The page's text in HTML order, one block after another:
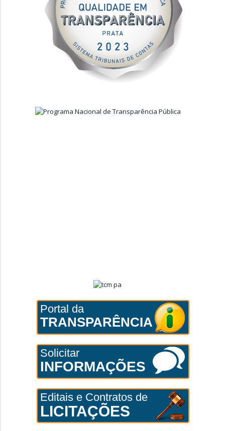
Portal da
TRANSPARÊNCIA
Solicitar
INFORMAÇÕES
Editais e Contratos de
LICITAÇÕES